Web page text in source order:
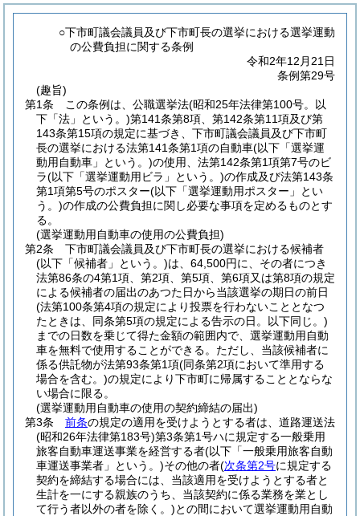
○下市町議会議員及び下市町長の選挙における選挙運動
の公費負担に関する条例
令和2年12月21日
条例第29号
(趣旨)
第1条
この条例は、公職選挙法(昭和25年法律第100号。以
下「法」という。)第141条第8項、第142条第11項及び第
143条第15項の規定に基づき、下市町議会議員及び下市町
長の選挙における法第141条第1項の自動車(以下「選挙運
動用自動車」という。)の使用、法第142条第1項第7号のビ
ラ(以下「選挙運動用ビラ」という。)の作成及び法第143条
第1項第5号のポスター(以下「選挙運動用ポスター」とい
う。)の作成の公費負担に関し必要な事項を定めるものとす
る。
(選挙運動用自動車の使用の公費負担)
第2条
下市町議会議員及び下市町長の選挙における候補者
(以下「候補者」という。)は、64,500円に、その者につき
法第86条の4第1項、第2項、第5項、第6項又は第8項の規定
による候補者の届出のあつた日から当該選挙の期日の前日
(法第100条第4項の規定により投票を行わないこととなつ
たときは、同条第5項の規定による告示の日。以下同じ。)
までの日数を乗じて得た金額の範囲内で、選挙運動用自動
車を無料で使用することができる。 ただし、当該候補者に
係る供託物が法第93条第1項(同条第2項において準用する
場合を含む。)の規定により下市町に帰属することとならな
い場合に限る。
(選挙運動用自動車の使用の契約締結の届出)
第3条
前条の規定の適用を受けようとする者は、道路運送法
(昭和26年法律第183号)第3条第1号ハに規定する一般乗用
旅客自動車運送事業を経営する者(以下「一般乗用旅客自動
車運送事業者」という。)その他の者(次条第2号に規定する
契約を締結する場合には、当該適用を受けようとする者と
生計を一にする親族のうち、当該契約に係る業務を業とし
て行う者以外の者を除く。)との間において選挙運動用自動